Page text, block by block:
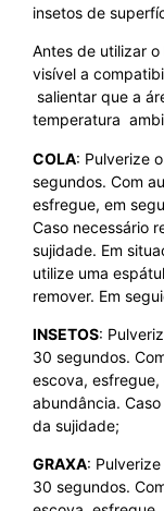
insetos de
Antes de utilizar o
visível a
salientar que a
temperatura
COLA: Pulverize o
segundos. Com
esfregue, em
Caso necessário
sujidade. Em
utilize uma
remover. Em
INSETOS:
30 segundos.
escova,
abundância.
da sujidade;
GRAXA: Pulverize
30 segundos.